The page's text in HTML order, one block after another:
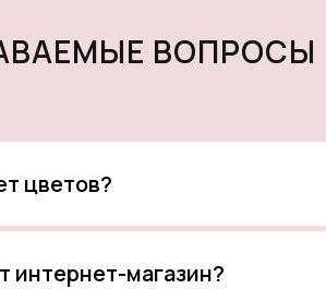
ВОПРОСЫ
цветов?
интернет-магазин?